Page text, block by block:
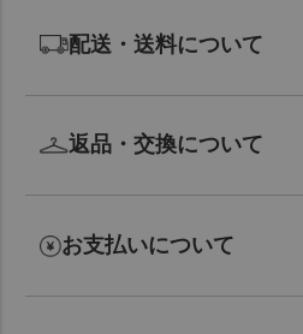
配送・送料について
返品・交換について
お支払いについて